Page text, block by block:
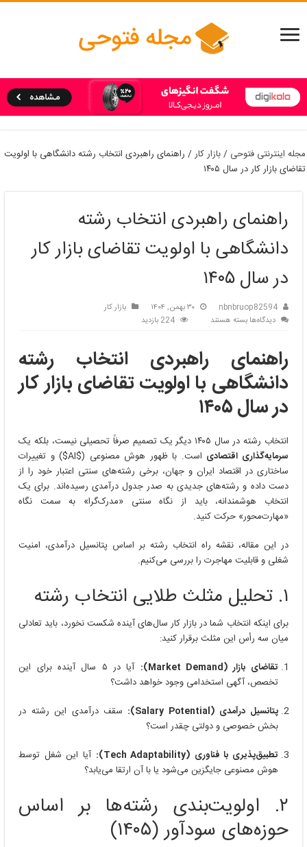
مجله اینترنتی فتوحی /بازار کار/ راهنمای راهبردی انتخاب رشته دانشگاهی با اولویت
تقاضای بازار کار در سال ۱۴۰۵
راهنمای راهبردی انتخاب رشته
دانشگاهی با اولویت تقاضای بازار کار
در سال ۱۴۰۵
nbnbruop82594 ۳۰ بهمن, ۱۴۰۴
بازار کار
دیدگاه‌هابرای
انتخاب
رشته
دانشگاهی
با
اولویت
بازار
در
سال
۱۴۰۵
بسته هستند 224 بازدید
راهنمای راهبردی انتخاب رشته
دانشگاهی با اولویت تقاضای بازار کار
در سال ۱۴۰۵
انتخاب رشته در سال ۱۴۰۵ دیگر یک تصمیم صرفاً تحصیلی نیست، بلکه یک
سرمایه‌گذاری اقتصادی است. با ظهور هوش مصنوعی ($AI$
) و تغییرات
ساختاری در اقتصاد ایران و جهان، برخی رشته‌های سنتی اعتبار خود را از
دست داده و رشته‌های جدیدی به صدر جدول درآمدی رسیده‌اند. برای یک
انتخاب هوشمندانه، باید از نگاه سنتی «مدرک‌گرا» به سمت نگاه
«مهارت‌محور» حرکت کنید.
در این مقاله، نقشه راه انتخاب رشته بر اساس پتانسیل درآمدی، امنیت
شغلی و قابلیت مهاجرت را بررسی می‌کنیم.
۱. تحلیل مثلث طلایی انتخاب رشته
برای اینکه انتخاب شما در بازار کار سال‌های آینده شکست نخورد، باید تعادلی
میان سه رأس این مثلث برقرار کنید:
تقاضای بازار (Market Demand):
آیا در ۵ سال آینده برای این
تخصص، آگهی استخدامی وجود خواهد داشت؟
پتانسیل درآمدی (Salary Potential):
سقف درآمدی این رشته در
بخش خصوصی و دولتی چقدر است؟
تطبیق‌پذیری با فناوری (Tech Adaptability):
آیا این شغل توسط
هوش مصنوعی جایگزین می‌شود یا با آن ارتقا می‌یابد؟
۲. اولویت‌بندی رشته‌ها بر اساس
حوزه‌های سودآور (۱۴۰۵)